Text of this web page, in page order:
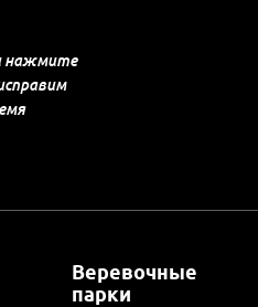
нажмите
Веревочные
парки